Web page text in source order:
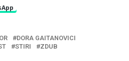
DORA GAITANOVICI
STIRI ZDUB